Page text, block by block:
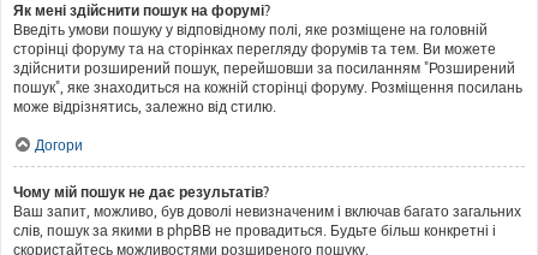
Як мені здійснити пошук на форумі?
Введіть умови пошуку у відповідному полі, яке розміщене на головній
сторінці форуму та на сторінках перегляду форумів та тем. Ви можете
здійснити розширений пошук, перейшовши за посиланням "Розширений
пошук", яке знаходиться на кожній сторінці форуму. Розміщення посилань
може відрізнятись, залежно від стилю.
Догори
Чому мій пошук не дає результатів?
Ваш запит, можливо, був доволі невизначеним і включав багато загальних
слів, пошук за якими в phpBB не провадиться. Будьте більш конкретні і
скористайтесь можливостями розширеного пошуку.